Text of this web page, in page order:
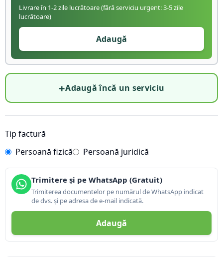
Livrare în 1-2 zile lucrătoare (fără serviciu urgent: 3-5 zile
lucrătoare)
Adaugă
+Adaugă încă un serviciu
Tip factură
Persoană fizică
Persoană juridică
Trimitere și pe WhatsApp (Gratuit)
Trimiterea documentelor pe numărul de WhatsApp indicat
de dvs. și pe adresa de e-mail indicată.
Adaugă